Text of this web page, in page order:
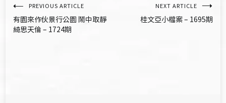
文
章
PREVIOUS ARTICLE
有園來作伙景行公園 鬧中取靜
綺思天倫 – 1724期
NEXT ARTICLE
桂文亞小檔案 – 1695期